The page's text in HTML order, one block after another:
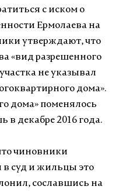
с иском о
Ермолаева на
утверждают, что
«вид разрешенного
не указывал
дома».
дома» поменялось
в декабре 2016 года.
чиновники
в суд и жильцы это
сославшись на